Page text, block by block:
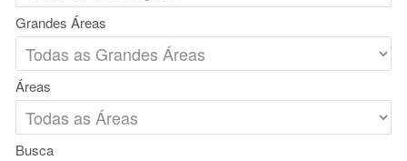
Grandes Áreas
Áreas
Busca